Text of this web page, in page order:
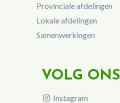
Provinciale afdelingen
Lokale afdelingen
Samenwerkingen
VOLG ONS
Instagram